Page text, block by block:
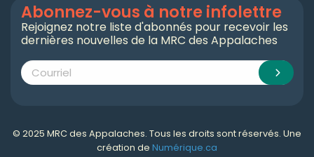
Abonnez-vous à notre infolettre
Rejoignez notre liste d'abonnés pour recevoir les
dernières nouvelles de la MRC des Appalaches
© 2025 MRC des Appalaches. Tous les droits sont réservés. Une
création de Numérique.ca